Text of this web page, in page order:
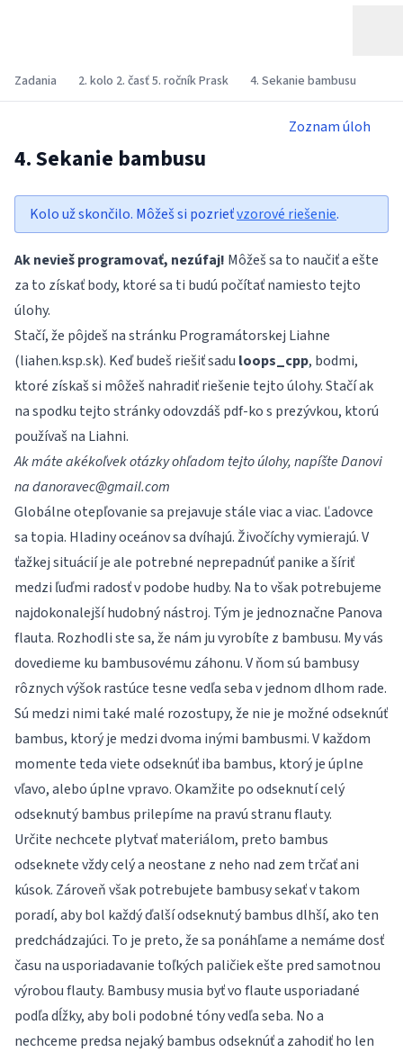
Zadania 2. kolo 2. časť 5. ročník Prask 4. Sekanie bambusu
Zoznam úloh
4. Sekanie bambusu
Kolo už skončilo. Môžeš si pozrieťvzorové riešenie.
Ak nevieš programovať, nezúfaj! Môžeš sa to naučiť a ešte
za to získať body, ktoré sa ti budú počítať namiesto tejto
úlohy.
Stačí, že pôjdeš na stránku Programátorskej Liahne
(liahen.ksp.sk). Keď budeš riešiť sadu loops_cpp, bodmi,
ktoré získaš si môžeš nahradiť riešenie tejto úlohy. Stačí ak
na spodku tejto stránky odovzdáš pdf-ko s prezývkou, ktorú
používaš na Liahni.
Ak máte akékoľvek otázky ohľadom tejto úlohy, napíšte Danovi
nadanoravec@gmail.com
Globálne otepľovanie sa prejavuje stále viac a viac. Ľadovce
sa topia. Hladiny oceánov sa dvíhajú. Živočíchy vymierajú. V
ťažkej situácií je ale potrebné neprepadnúť panike a šíriť
medzi ľuďmi radosť v podobe hudby. Na to však potrebujeme
najdokonalejší hudobný nástroj. Tým je jednoznačne Panova
flauta. Rozhodli ste sa, že nám ju vyrobíte z bambusu. My vás
dovedieme ku bambusovému záhonu. V ňom sú bambusy
rôznych výšok rastúce tesne vedľa seba v jednom dlhom rade.
Sú medzi nimi také malé rozostupy, že nie je možné odseknúť
bambus, ktorý je medzi dvoma inými bambusmi. V každom
momente teda viete odseknúť iba bambus, ktorý je úplne
vľavo, alebo úplne vpravo. Okamžite po odseknutí celý
odseknutý bambus prilepíme na pravú stranu flauty.
Určite nechcete plytvať materiálom, preto bambus
odseknete vždy celý a neostane z neho nad zem trčať ani
kúsok. Zároveň však potrebujete bambusy sekať v takom
poradí, aby bol každý ďalší odseknutý bambus dlhší, ako ten
predchádzajúci. To je preto, že sa ponáhľame a nemáme dosť
času na usporiadavanie toľkých paličiek ešte pred samotnou
výrobou flauty. Bambusy musia byť vo flaute usporiadané
podľa dĺžky, aby boli podobné tóny vedľa seba. No a
nechceme predsa nejaký bambus odseknúť a zahodiť ho len